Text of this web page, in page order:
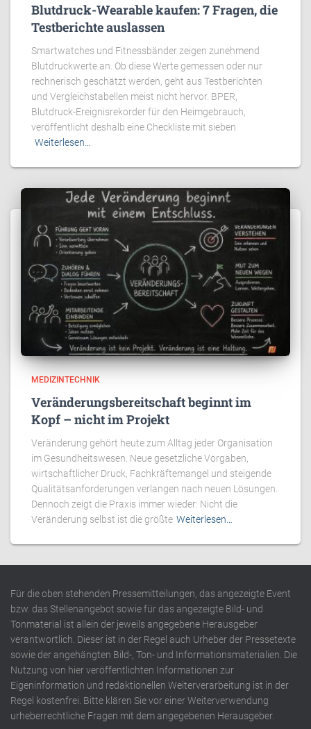
Blutdruck-Wearable kaufen: 7 Fragen, die
Testberichte auslassen
Smartwatches und Fitnessbänder zeigen zunehmend
Blutdruckwerte an. Ob diese Werte gemessen oder nur
rechnerisch geschätzt werden, geht aus Testberichten
und Vergleichstabellen meist nicht hervor. BPER,
Blutdruck-Ereignisrekorder für den Heimgebrauch,
veröffentlicht deshalb eine Checkliste mit sieben
Weiterlesen…
MEDIZINTECHNIK
Veränderungsbereitschaft beginnt im
Kopf – nicht im Projekt
Veränderung gehört heute zum Alltag jeder Organisation
im Gesundheitswesen. Neue gesetzliche Vorgaben,
wirtschaftlicher Druck, Fachkräftemangel und steigende
Qualitätsanforderungen verlangen nach neuen Lösungen.
Dennoch zeigt die Praxis immer wieder: Nicht die
Veränderung selbst ist die größte Weiterlesen…
Für die oben stehenden Pressemitteilungen, das angezeigte Event
bzw. das Stellenangebot sowie für das angezeigte Bild- und
Tonmaterial ist allein der jeweils angegebene Herausgeber
verantwortlich. Dieser ist in der Regel auch Urheber der Pressetexte
sowie der angehängten Bild-, Ton- und Informationsmaterialien. Die
Nutzung von hier veröffentlichten Informationen zur
Eigeninformation und redaktionellen Weiterverarbeitung ist in der
Regel kostenfrei. Bitte klären Sie vor einer Weiterverwendung
urheberrechtliche Fragen mit dem angegebenen Herausgeber.